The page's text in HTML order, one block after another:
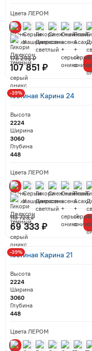
Цвета ЛЕРОМ
107 851 ₽
178 293 ₽
Гостиная Карина 24
Высота
2224
Ширина
3060
Глубина
448
Цвета ЛЕРОМ
69 333 ₽
113 723 ₽
-39%
Гостиная Карина 21
Высота
2224
Ширина
3060
Глубина
448
Цвета ЛЕРОМ
-39%